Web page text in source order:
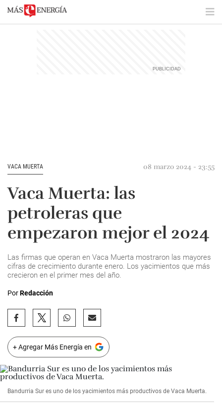
VACA MUERTA 08 marzo 2024 - 23:55
Vaca Muerta: las
petroleras que
empezaron mejor el 2024
Las firmas que operan en Vaca Muerta mostraron las mayores
cifras de crecimiento durante enero. Los yacimientos que más
crecieron en el primer mes del año.
PorRedacción
+ Agregar Más Energía en
Bandurria Sur es uno de los yacimientos más productivos de Vaca Muerta.